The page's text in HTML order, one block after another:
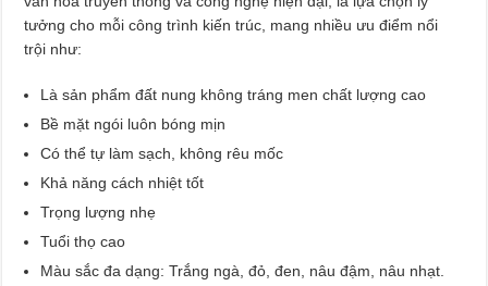
tưởng cho mỗi công trình kiến trúc, mang nhiều ưu điểm nổi
trội như:
Là sản phẩm đất nung không tráng men chất lượng cao
Bề mặt ngói luôn bóng mịn
Có thể tự làm sạch, không rêu mốc
Khả năng cách nhiệt tốt
Trọng lượng nhẹ
Tuổi thọ cao
Màu sắc đa dạng: Trắng ngà, đỏ, đen, nâu đậm, nâu nhạt.